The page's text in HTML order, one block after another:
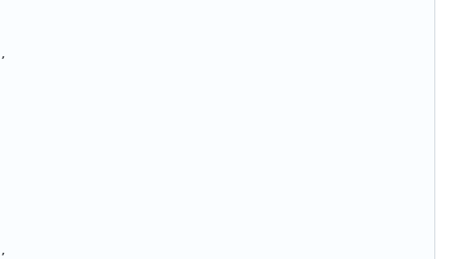
,
,